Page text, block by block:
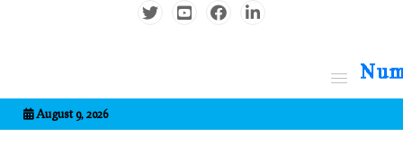
August 9, 2026